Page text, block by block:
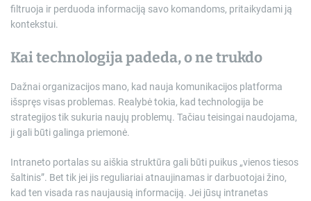
filtruoja ir perduoda informaciją savo komandoms, pritaikydami ją
kontekstui.
Kai technologija padeda, o ne trukdo
Dažnai organizacijos mano, kad nauja komunikacijos platforma
išspręs visas problemas. Realybė tokia, kad technologija be
strategijos tik sukuria naujų problemų. Tačiau teisingai naudojama,
ji gali būti galinga priemonė.
Intraneto portalas su aiškia struktūra gali būti puikus „vienos tiesos
šaltinis”. Bet tik jei jis reguliariai atnaujinamas ir darbuotojai žino,
kad ten visada ras naujausią informaciją. Jei jūsų intranetas